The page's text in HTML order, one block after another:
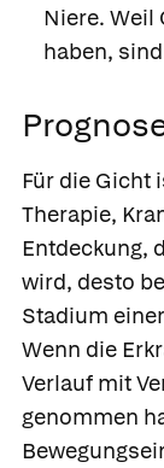
Niere. Weil
haben,
Für die Gicht
Therapie,
Entdeckung,
wird, desto
Stadium
Wenn die
Verlauf mit
genommen